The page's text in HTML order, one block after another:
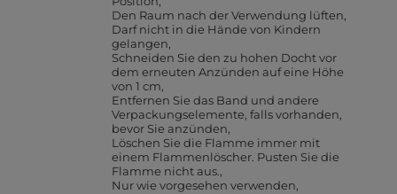
Den Raum nach der Verwendung lüften
Darf nicht in die Hände von Kindern
gelangen
Schneiden Sie den zu hohen Docht vor
dem erneuten Anzünden auf eine Höhe
von 1 cm
Entfernen Sie das Band und andere
Verpackungselemente, falls vorhanden,
bevor Sie anzünden
Löschen Sie die Flamme immer mit
einem Flammenlöscher. Pusten Sie die
Flamme nicht aus.
Nur wie vorgesehen verwenden